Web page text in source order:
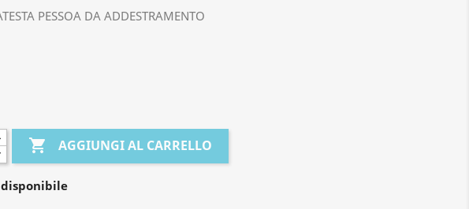
PESSOA DA ADDESTRAMENTO
 AGGIUNGI AL CARRELLO